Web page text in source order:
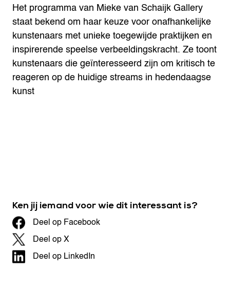
Het programma van Mieke van Schaijk Gallery
staat bekend om haar keuze voor onafhankelijke
kunstenaars met unieke toegewijde praktijken en
inspirerende speelse verbeeldingskracht. Ze toont
kunstenaars die geïnteresseerd zijn om kritisch te
reageren op de huidige streams in hedendaagse
kunst
Ken jij iemand voor wie dit interessant is?
Deel op Facebook
Deel op X
Deel op LinkedIn